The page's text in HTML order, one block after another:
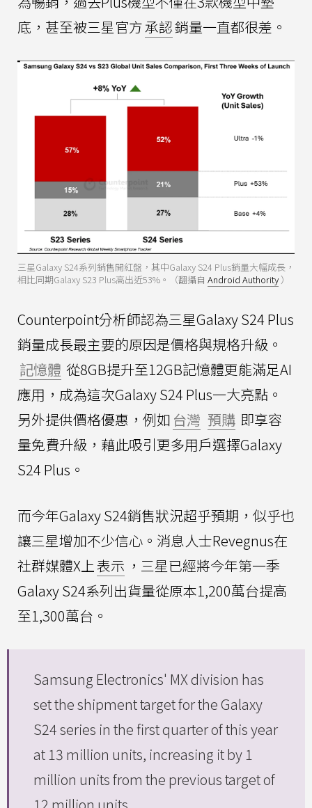
底，甚至被三星官方承認銷量一直都很差。
三星Galaxy S24系列銷售開紅盤，其中Galaxy S24 Plus銷量大幅成長，
相比同期Galaxy S23 Plus高出近53%。（翻攝自 Android Authority ）
Counterpoint分析師認為三星Galaxy S24 Plus
銷量成長最主要的原因是價格與規格升級。
記憶體 從8GB提升至12GB記憶體更能滿足AI
應用，成為這次Galaxy S24 Plus一大亮點。
另外提供價格優惠，例如 台灣 預購 即享容
量免費升級，藉此吸引更多用戶選擇Galaxy
S24 Plus。
而今年Galaxy S24銷售狀況超乎預期，似乎也
讓三星增加不少信心。消息人士Revegnus在
社群媒體X上表示 ，三星已經將今年第一季
Galaxy S24系列出貨量從原本1,200萬台提高
至1,300萬台。
Samsung Electronics' MX division has
set the shipment target for the Galaxy
S24 series in the first quarter of this year
at 13 million units, increasing it by 1
million units from the previous target of